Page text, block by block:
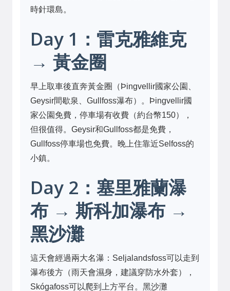
時針環島。
Day 1：雷克雅維克
→ 黃金圈
早上取車後直奔黃金圈（Þingvellir國家公園、
Geysir間歇泉、Gullfoss瀑布）。Þingvellir國
家公園免費，停車場有收費（約台幣150），
但很值得。Geysir和Gullfoss都是免費，
Gullfoss停車場也免費。晚上住靠近Selfoss的
小鎮。
Day 2：塞里雅蘭瀑
布 → 斯科加瀑布 →
黑沙灘
這天會經過兩大名瀑：Seljalandsfoss可以走到
瀑布後方（雨天會濕身，建議穿防水外套），
Skógafoss可以爬到上方平台。黑沙灘